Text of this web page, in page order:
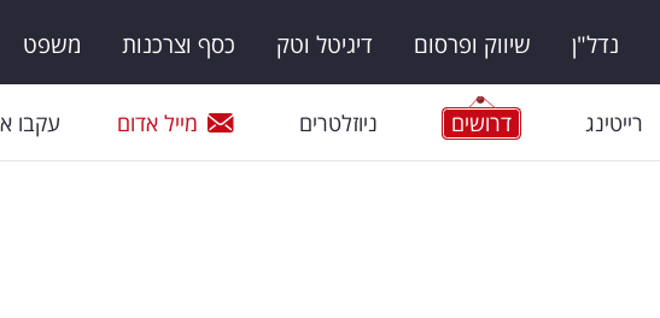
נדל"ן שיווק ופרסום דיגיטל וטק כסף וצרכנות משפט
רייטינג דרושים ניוזלטרים מייל אדום עקבו